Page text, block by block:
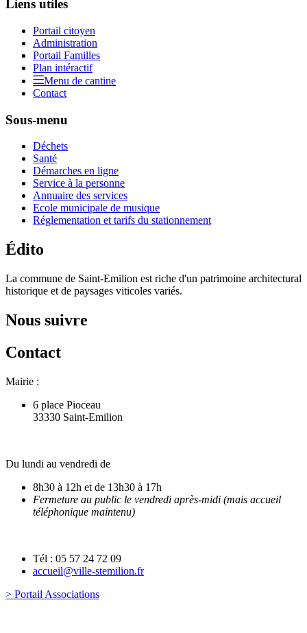
Liens utiles
Portail citoyen
Administration
Portail Familles
Plan intéractif
Menu de cantine
Contact
Sous-menu
Déchets
Santé
Démarches en ligne
Service à la personne
Annuaire des services
Ecole municipale de musique
Réglementation et tarifs du stationnement
Édito
La commune de Saint-Emilion est riche d'un patrimoine architectural
historique et de paysages viticoles variés.
Nous suivre
Contact
Mairie :
6 place Pioceau
33330 Saint-Emilion
Du lundi au vendredi de
8h30 à 12h et de 13h30 à 17h
Fermeture au public le vendredi après-midi (mais accueil
téléphonique maintenu)
Tél : 05 57 24 72 09
accueil@ville-stemilion.fr
> Portail Associations